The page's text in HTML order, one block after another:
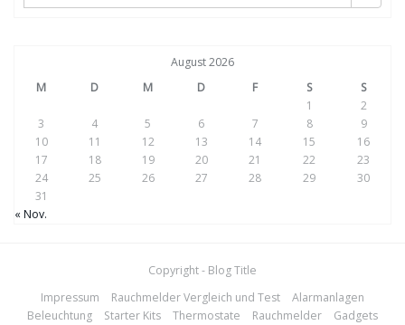
August 2026
M
D M D F S
S
1
2
3
4 5 6 7 8
9
10
11 12 13 14 15
16
17
18 19 20 21 22
23
24
25 26 27 28 29
30
31
« Nov.
Copyright - Blog Title
Impressum
Rauchmelder Vergleich und Test
Alarmanlagen
Beleuchtung
Starter Kits Thermostate Rauchmelder Gadgets